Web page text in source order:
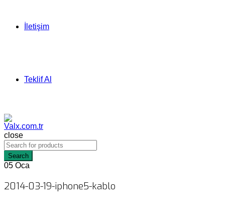
İletişim
Teklif Al
close
Search
05 Oca
2014-03-19-iphone5-kablo